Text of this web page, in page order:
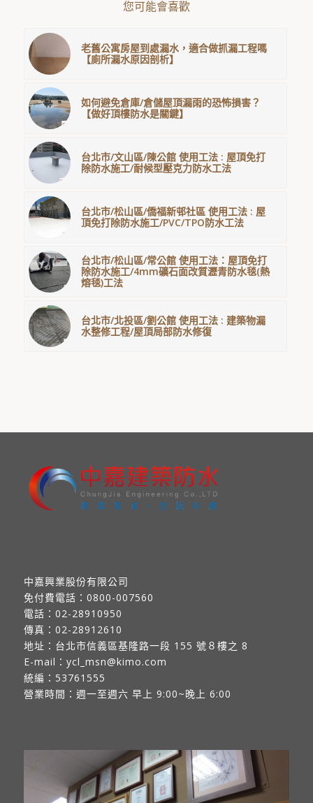
您可能會喜歡
老舊公寓房屋到處漏水，適合做抓漏工程嗎
【廁所漏水原因剖析】
如何避免倉庫/倉儲屋頂漏雨的恐怖損害？
【做好頂樓防水是關鍵】
台北市/文山區/陳公館 使用工法 : 屋頂免打
除防水施工/耐候型壓克力防水工法
台北市/松山區/僑福新邨社區 使用工法 : 屋
頂免打除防水施工/PVC/TPO防水工法
台北市/松山區/常公館 使用工法：屋頂免打
除防水施工/4mm礦石面改質瀝青防水毯(熱
熔毯)工法
台北市/北投區/劉公館 使用工法 : 建築物漏
水整修工程/屋頂局部防水修復
中嘉興業股份有限公司
免付費電話： 0800-007560
電話： 02-28910950
傳真： 02-28912610
地址： 台北市信義區基隆路一段 155 號８樓之 8
E-mail： ycl_msn@kimo.com
統編：53761555
營業時間：週一至週六 早上 9:00~晚上 6:00